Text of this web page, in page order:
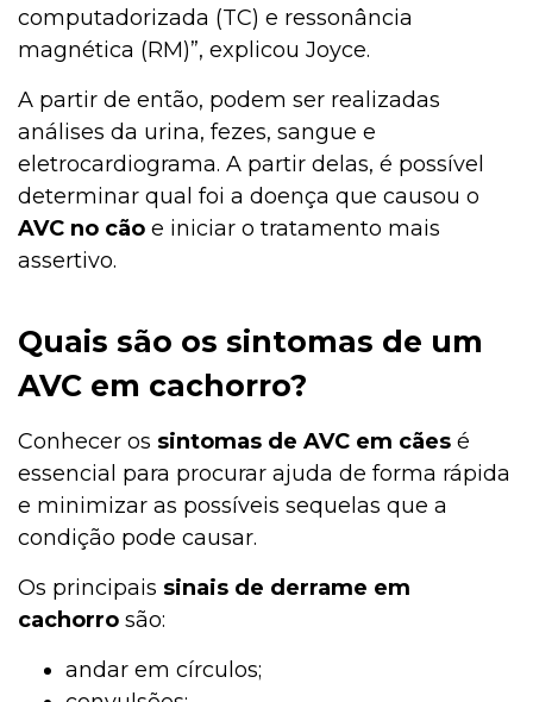
computadorizada (TC) e ressonância
magnética (RM)”, explicou Joyce.
A partir de então, podem ser realizadas
análises da urina, fezes, sangue e
eletrocardiograma. A partir delas, é possível
determinar qual foi a doença que causou o
AVC no cão e iniciar o tratamento mais
assertivo.
Quais são os sintomas de um
AVC em cachorro?
Conhecer os sintomas de AVC em cães é
essencial para procurar ajuda de forma rápida
e minimizar as possíveis sequelas que a
condição pode causar.
Os principais sinais de derrame em
cachorro são:
andar em círculos;